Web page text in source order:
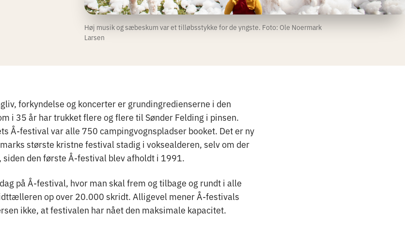
Høj musik og sæbeskum var et tilløbsstykke for de yngste. Foto: Ole Noermark
Larsen
forkyndelse og koncerter er grundingredienserne i den
i 35 år har trukket flere og flere til Sønder Felding i pinsen.
Å-festival var alle 750 campingvognspladser booket. Det er ny
største kristne festival stadig i voksealderen, selv om der
siden den første Å-festival blev afholdt i 1991.
på Å-festival, hvor man skal frem og tilbage og rundt i alle
op over 20.000 skridt. Alligevel mener Å-festivals
ikke, at festivalen har nået den maksimale kapacitet.